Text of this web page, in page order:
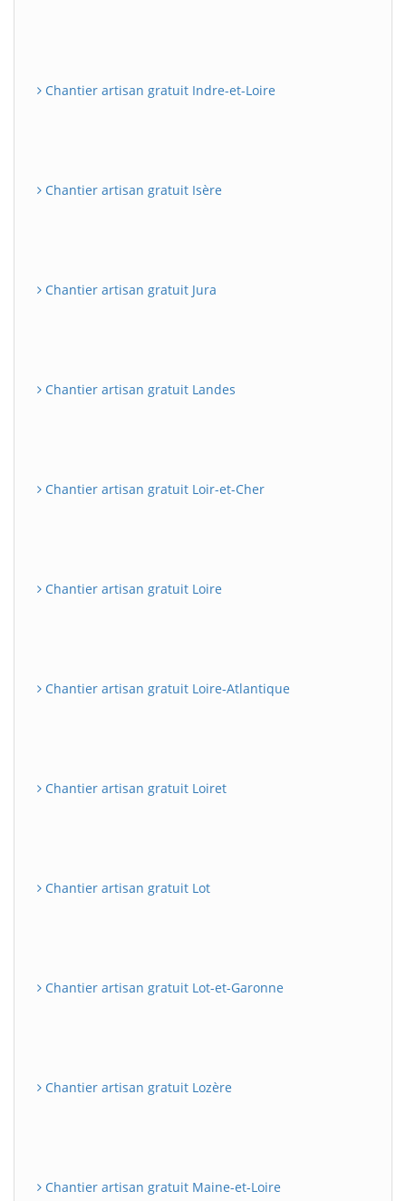
Chantier artisan gratuit Indre-et-Loire
Chantier artisan gratuit Isère
Chantier artisan gratuit Jura
Chantier artisan gratuit Landes
Chantier artisan gratuit Loir-et-Cher
Chantier artisan gratuit Loire
Chantier artisan gratuit Loire-Atlantique
Chantier artisan gratuit Loiret
Chantier artisan gratuit Lot
Chantier artisan gratuit Lot-et-Garonne
Chantier artisan gratuit Lozère
Chantier artisan gratuit Maine-et-Loire